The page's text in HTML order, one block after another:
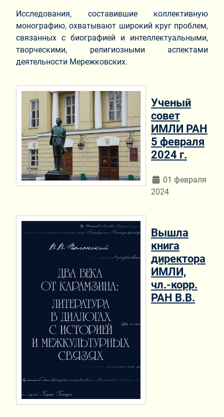
Исследования, составившие коллективную
монографию, охватывают широкий круг проблем,
связанных с биографией и интеллектуальными,
творческими, религиозными аспектами
деятельности Мережковских.
Ученый
совет
ИМЛИ РАН
5 февраля
2024 г.
Информация о
01 февраля
2024
Вышла
книга
директора
ИМЛИ,
чл.-корр.
РАН В.В.